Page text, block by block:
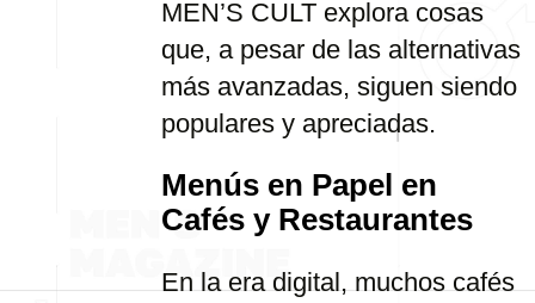
MEN’S CULT explora cosas
que, a pesar de las alternativas
más avanzadas, siguen siendo
populares y apreciadas.
Menús en Papel en
Cafés y Restaurantes
En la era digital, muchos cafés